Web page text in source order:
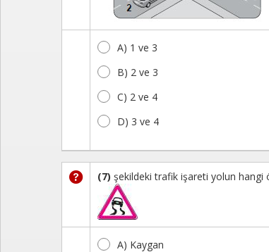
A) 1 ve 3
B) 2 ve 3
C) 2 ve 4
D) 3 ve 4
(7) şekildeki trafik işareti yolun hangi
A) Kaygan